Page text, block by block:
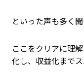
といった声も多く聞
ここをクリアに理
化し、収益化まで